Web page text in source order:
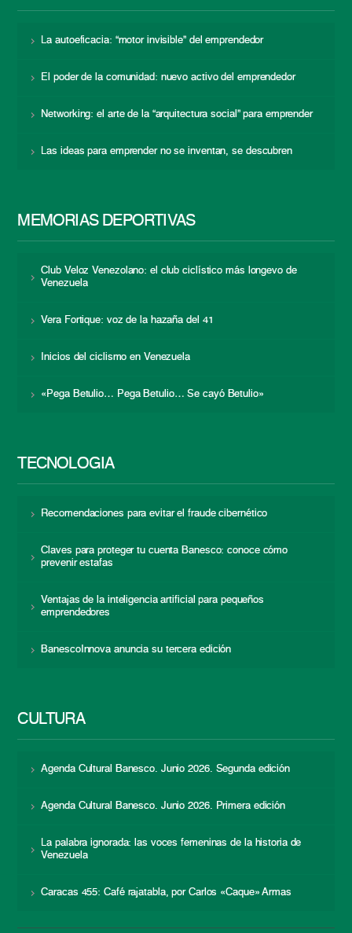
La autoeficacia: “motor invisible” del emprendedor
El poder de la comunidad: nuevo activo del emprendedor
Networking: el arte de la “arquitectura social” para emprender
Las ideas para emprender no se inventan, se descubren
MEMORIAS DEPORTIVAS
Club Veloz Venezolano: el club ciclístico más longevo de
Venezuela
Vera Fortique: voz de la hazaña del 41
Inicios del ciclismo en Venezuela
«Pega Betulio… Pega Betulio… Se cayó Betulio»
TECNOLOGÍA
Recomendaciones para evitar el fraude cibernético
Claves para proteger tu cuenta Banesco: conoce cómo
prevenir estafas
Ventajas de la inteligencia artificial para pequeños
emprendedores
BanescoInnova anuncia su tercera edición
CULTURA
Agenda Cultural Banesco. Junio 2026. Segunda edición
Agenda Cultural Banesco. Junio 2026. Primera edición
La palabra ignorada: las voces femeninas de la historia de
Venezuela
Caracas 455: Café rajatabla, por Carlos «Caque» Armas